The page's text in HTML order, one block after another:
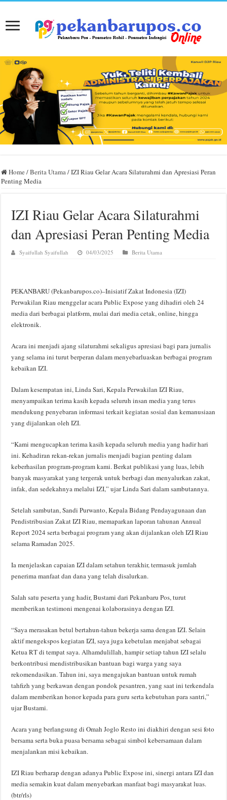
Home /Berita Utama/IZI Riau Gelar Acara Silaturahmi dan Apresiasi Peran
Penting Media
IZI Riau Gelar Acara Silaturahmi
dan Apresiasi Peran Penting Media
Syaifullah Syaifullah 04/03/2025 Berita Utama
PEKANBARU (Pekanbarupos.co)–Inisiatif Zakat Indonesia (IZI)
Perwakilan Riau menggelar acara Public Expose yang dihadiri oleh 24
media dari berbagai platform, mulai dari media cetak, online, hingga
elektronik.
Acara ini menjadi ajang silaturahmi sekaligus apresiasi bagi para jurnalis
yang selama ini turut berperan dalam menyebarluaskan berbagai program
kebaikan IZI.
Dalam kesempatan ini, Linda Sari, Kepala Perwakilan IZI Riau,
menyampaikan terima kasih kepada seluruh insan media yang terus
mendukung penyebaran informasi terkait kegiatan sosial dan kemanusiaan
yang dijalankan oleh IZI.
“Kami mengucapkan terima kasih kepada seluruh media yang hadir hari
ini. Kehadiran rekan-rekan jurnalis menjadi bagian penting dalam
keberhasilan program-program kami. Berkat publikasi yang luas, lebih
banyak masyarakat yang tergerak untuk berbagi dan menyalurkan zakat,
infak, dan sedekahnya melalui IZI,” ujar Linda Sari dalam sambutannya.
Setelah sambutan, Sandi Purwanto, Kepala Bidang Pendayagunaan dan
Pendistribusian Zakat IZI Riau, memaparkan laporan tahunan Annual
Report 2024 serta berbagai program yang akan dijalankan oleh IZI Riau
selama Ramadan 2025.
Ia menjelaskan capaian IZI dalam setahun terakhir, termasuk jumlah
penerima manfaat dan dana yang telah disalurkan.
Salah satu peserta yang hadir, Bustami dari Pekanbaru Pos, turut
memberikan testimoni mengenai kolaborasinya dengan IZI.
“Saya merasakan betul bertahun-tahun bekerja sama dengan IZI. Selain
aktif mengekspos kegiatan IZI, saya juga kebetulan menjabat sebagai
Ketua RT di tempat saya. Alhamdulillah, hampir setiap tahun IZI selalu
berkontribusi mendistribusikan bantuan bagi warga yang saya
rekomendasikan. Tahun ini, saya mengajukan bantuan untuk rumah
tahfizh yang berkawan dengan pondok pesantren, yang saat ini terkendala
dalam memberikan honor kepada para guru serta kebutuhan para santri,”
ujar Bustami.
Acara yang berlangsung di Omah Joglo Resto ini diakhiri dengan sesi foto
bersama serta buka puasa bersama sebagai simbol kebersamaan dalam
menjalankan misi kebaikan.
IZI Riau berharap dengan adanya Public Expose ini, sinergi antara IZI dan
media semakin kuat dalam menyebarkan manfaat bagi masyarakat luas.
(btr/rls)